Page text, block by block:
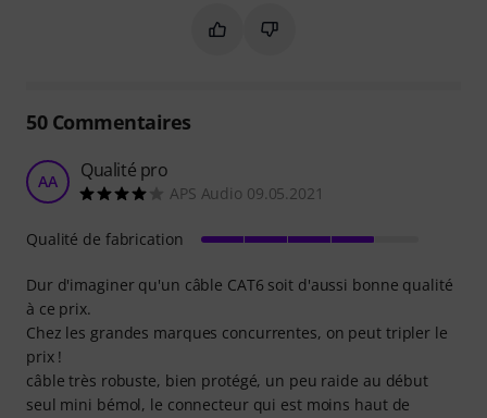
Marquer ce résumé comme utile
Marquer ce résumé comme
50Commentaires
AA Qualité pro
APS Audio 09.05.2021
Dur d'imaginer qu'un câble CAT6 soit d'aussi bonne qualité
à ce prix.
Chez les grandes marques concurrentes, on peut tripler le
prix !
câble très robuste, bien protégé, un peu raide au début
seul mini bémol, le connecteur qui est moins haut de
Qualité de fabrication